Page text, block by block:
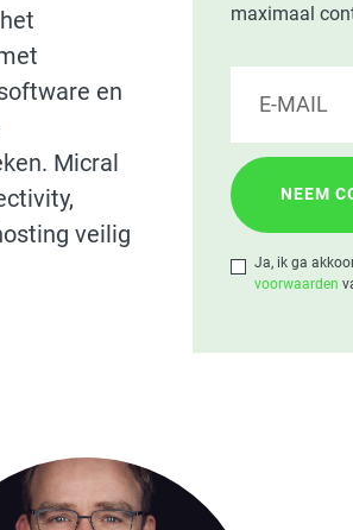
en
Micral
veilig
maximaal
Ja, ik ga
voorwaarden